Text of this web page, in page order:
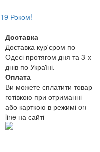
Доставка
Доставка кур'єром по
Одесі протягом дня та 3-х
днів по Україні.
Оплата
Ви можете сплатити товар
готівкою при отриманні
або карткою в режимі on-
line на сайті